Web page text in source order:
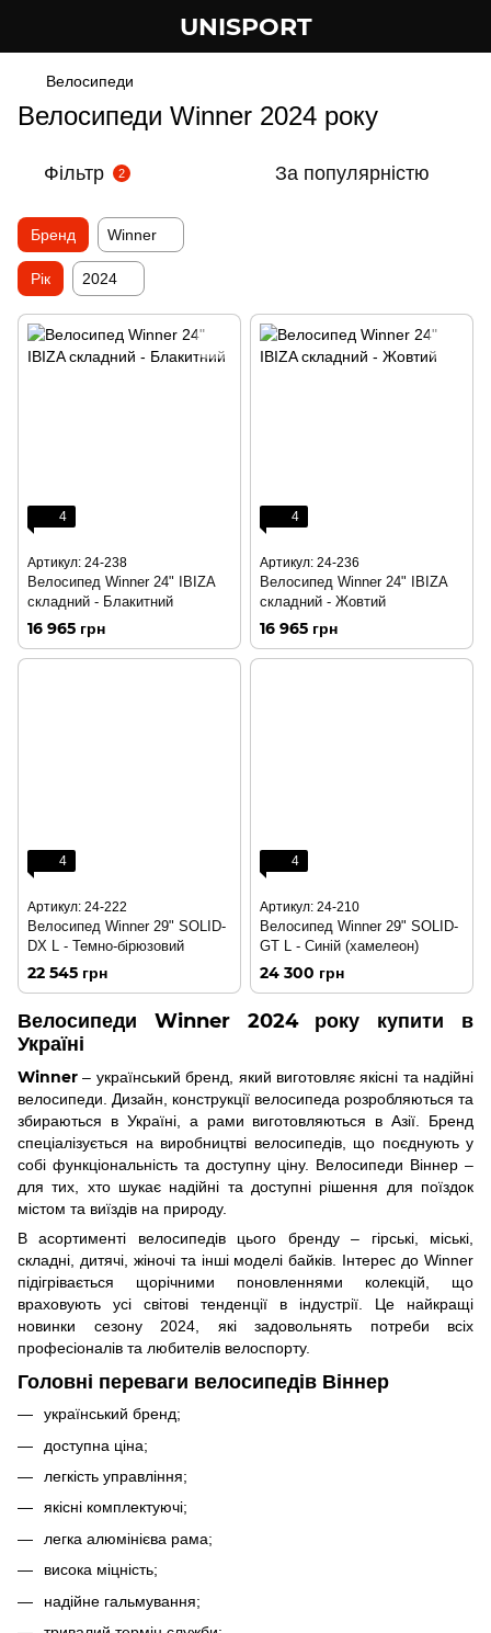
UNISPORT
Велосипеди
Велосипеди Winner 2024 року
Фільтр 2 За популярністю
Бренд Winner
Рік 2024
4
Артикул: 24-238
Велосипед Winner 24" IBIZA
складний - Блакитний
16 965 грн
4
Артикул: 24-236
Велосипед Winner 24" IBIZA
складний - Жовтий
16 965 грн
4
Артикул: 24-222
Велосипед Winner 29" SOLID-
DX L - Темно-бірюзовий
22 545 грн
4
Артикул: 24-210
Велосипед Winner 29" SOLID-
GT L - Cиній (хамелеон)
24 300 грн
Велосипеди Winner 2024 року купити в
Україні
Winner – український бренд, який виготовляє якісні та надійні
велосипеди. Дизайн, конструкції велосипеда розробляються та
збираються в Україні, а рами виготовляються в Азії. Бренд
спеціалізується на виробництві велосипедів, що поєднують у
собі функціональність та доступну ціну. Велосипеди Віннер –
для тих, хто шукає надійні та доступні рішення для поїздок
містом та виїздів на природу.
В асортименті велосипедів цього бренду – гірські, міські,
складні, дитячі, жіночі та інші моделі байків. Інтерес до Winner
підігрівається щорічними поновленнями колекцій, що
враховують усі світові тенденції в індустрії. Це найкращі
новинки сезону 2024, які задовольнять потреби всіх
професіоналів та любителів велоспорту.
Головні переваги велосипедів Віннер
український бренд;
доступна ціна;
легкість управління;
якісні комплектуючі;
легка алюмінієва рама;
висока міцність;
надійне гальмування;